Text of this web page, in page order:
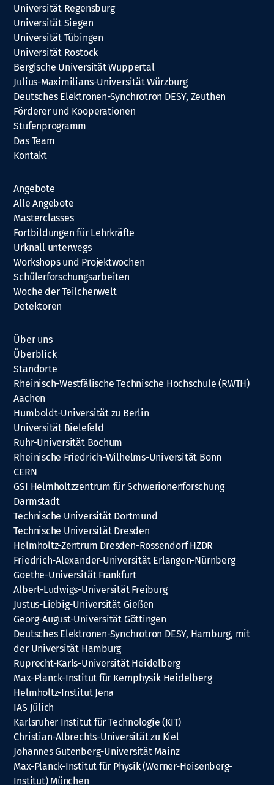
Universität Regensburg
Universität Siegen
Universität Tübingen
Universität Rostock
Bergische Universität Wuppertal
Julius-Maximilians-Universität Würzburg
Deutsches Elektronen-Synchrotron DESY, Zeuthen
Förderer und Kooperationen
Stufenprogramm
Das Team
Kontakt
Angebote
Alle Angebote
Masterclasses
Fortbildungen für Lehrkräfte
Urknall unterwegs
Workshops und Projektwochen
Schülerforschungsarbeiten
Woche der Teilchenwelt
Detektoren
Über uns
Überblick
Standorte
Rheinisch-Westfälische Technische Hochschule (RWTH)
Aachen
Humboldt-Universität zu Berlin
Universität Bielefeld
Ruhr-Universität Bochum
Rheinische Friedrich-Wilhelms-Universität Bonn
CERN
GSI Helmholtzzentrum für Schwerionenforschung
Darmstadt
Technische Universität Dortmund
Technische Universität Dresden
Helmholtz-Zentrum Dresden-Rossendorf HZDR
Friedrich-Alexander-Universität Erlangen-Nürnberg
Goethe-Universität Frankfurt
Albert-Ludwigs-Universität Freiburg
Justus-Liebig-Universität Gießen
Georg-August-Universität Göttingen
Deutsches Elektronen-Synchrotron DESY, Hamburg, mit
der Universität Hamburg
Ruprecht-Karls-Universität Heidelberg
Max-Planck-Institut für Kernphysik Heidelberg
Helmholtz-Institut Jena
IAS Jülich
Karlsruher Institut für Technologie (KIT)
Christian-Albrechts-Universität zu Kiel
Johannes Gutenberg-Universität Mainz
Max-Planck-Institut für Physik (Werner-Heisenberg-
Institut) München